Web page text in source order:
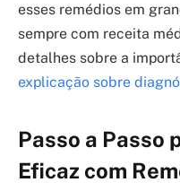
esses remédios em
sempre com receita
detalhes sobre a
explicação sobre
Passo a Passo
Eficaz com